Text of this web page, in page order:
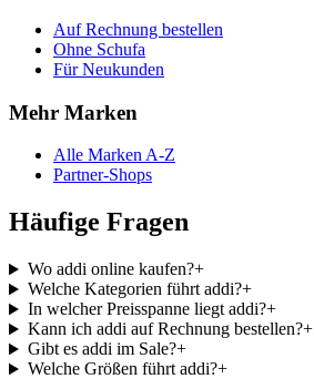
Auf Rechnung bestellen
Ohne Schufa
Für Neukunden
Mehr Marken
Alle Marken A-Z
Partner-Shops
Häufige Fragen
Wo addi online kaufen?+
Welche Kategorien führt addi?+
In welcher Preisspanne liegt addi?+
Kann ich addi auf Rechnung bestellen?+
Gibt es addi im Sale?+
Welche Größen führt addi?+